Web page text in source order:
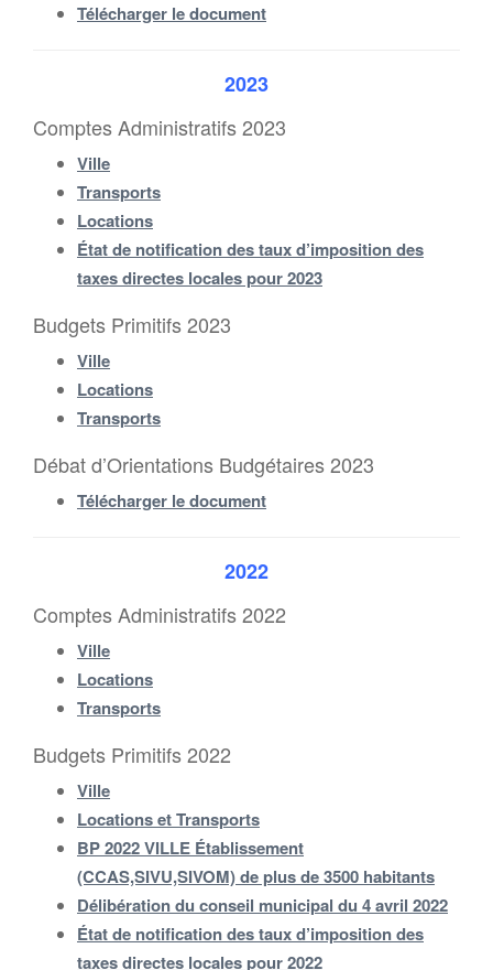
Télécharger le document
2023
Comptes Administratifs 2023
Ville
Transports
Locations
État de notification des taux d’imposition des
taxes directes locales pour 2023
Budgets Primitifs 2023
Ville
Locations
Transports
Débat d’Orientations Budgétaires 2023
Télécharger le document
2022
Comptes Administratifs 2022
Ville
Locations
Transports
Budgets Primitifs 2022
Ville
Locations et Transports
BP 2022 VILLE Établissement
(CCAS,SIVU,SIVOM) de plus de 3500 habitants
Délibération du conseil municipal du 4 avril 2022
État de notification des taux d’imposition des
taxes directes locales pour 2022